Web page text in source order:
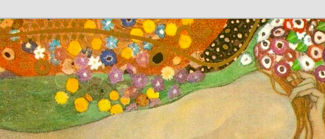
selber machen kann